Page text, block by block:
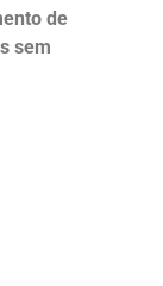
de
sem